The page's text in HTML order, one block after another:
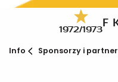
1972/1973
Info Sponsorzy i